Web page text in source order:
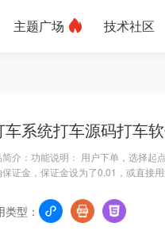
主题广场 技术社区
车系统打车源码打车
简介：功能说明： 用户下单，选择起
证金，保证金设为了0.01，或直接用
类型：